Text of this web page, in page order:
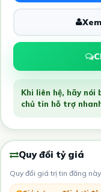
Khi liên hệ, hãy nói
chủ tin hỗ trợ
Quy đổi tỷ giá
Quy đổi giá trị tin đăng